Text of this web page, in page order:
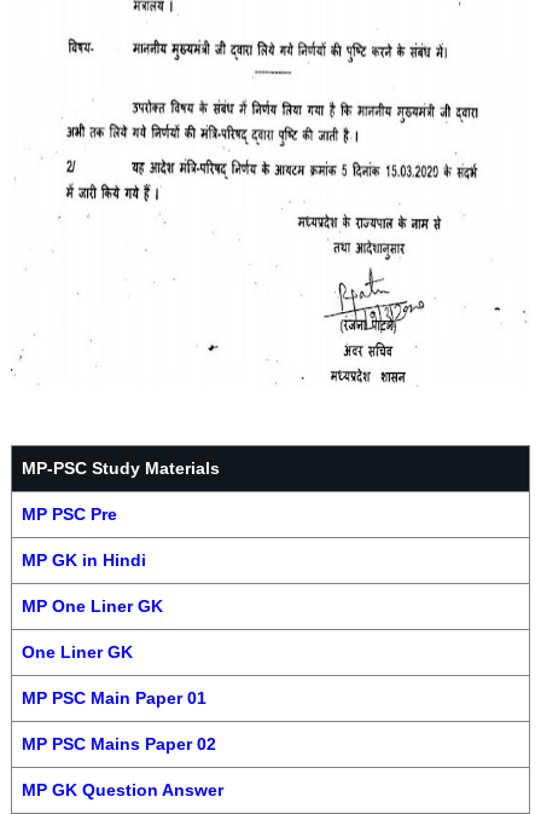
MP-PSC Study Materials
MP PSC Pre
MP GK in Hindi
MP One Liner GK
One Liner GK
MP PSC Main Paper 01
MP PSC Mains Paper 02
MP GK Question Answer